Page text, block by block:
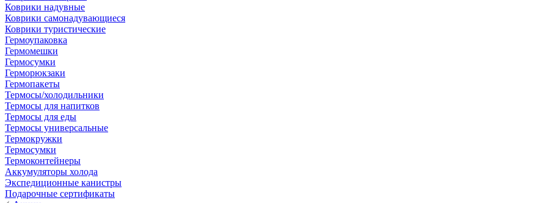
Коврики надувные
Коврики самонадувающиеся
Коврики туристические
Гермоупаковка
Гермомешки
Гермосумки
Герморюкзаки
Гермопакеты
Термосы/холодильники
Термосы для напитков
Термосы для еды
Термосы универсальные
Термокружки
Термосумки
Термоконтейнеры
Аккумуляторы холода
Экспедиционные канистры
Подарочные сертификаты